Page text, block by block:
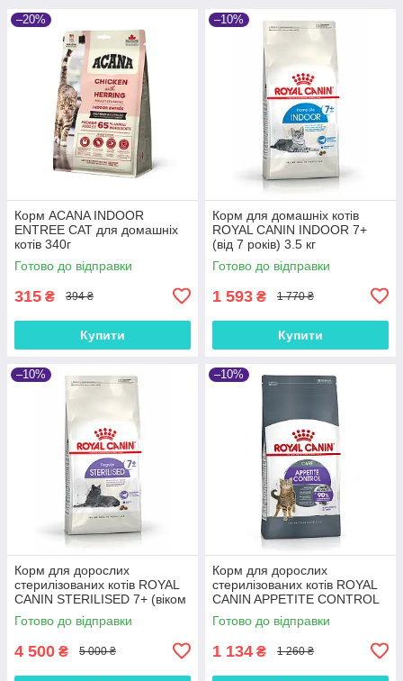
–20%
Корм ACANA INDOOR
ENTREE CAT для домашніх
котів 340г
Готово до відправки
315 ₴ 394 ₴
Купити
–10%
Корм для домашніх котів
ROYAL CANIN INDOOR 7+
(від 7 років) 3.5 кг
Готово до відправки
1 593 ₴ 1 770 ₴
Купити
–10%
Корм для дорослих
стерилізованих котів ROYAL
CANIN STERILISED 7+ (віком
від 7 років) 10.0 кг
Готово до відправки
4 500 ₴ 5 000 ₴
–10%
Корм для дорослих
стерилізованих котів ROYAL
CANIN APPETITE CONTROL
CARE 2.0 кг, 2 кг
Готово до відправки
1 134 ₴ 1 260 ₴